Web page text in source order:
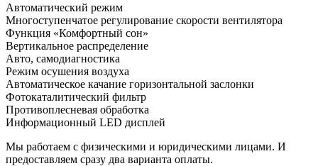
Автоматический режим
Многоступенчатое регулирование скорости вентилятора
Функция «Комфортный сон»
Вертикальное распределение
Авто, самодиагностика
Режим осушения воздуха
Автоматическое качание горизонтальной заслонки
Фотокаталитический фильтр
Противоплесневая обработка
Информационный LED дисплей
Мы работаем с физическими и юридическими лицами. И
предоставляем сразу два варианта оплаты.